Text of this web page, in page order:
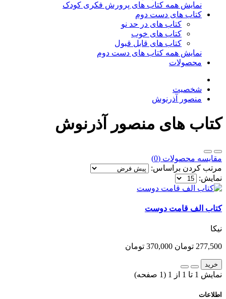
نمایش همه کتاب های پرورش فکری کودک
کتاب های دست دوم
کتاب های در حد نو
کتاب های خوب
کتاب های قابل قبول
نمایش همه کتاب های دست دوم
محصولات
شخصیت
منصور آذرنوش
کتاب های منصور آذرنوش
مقایسه محصولات (0)
مرتب کردن براساس:
نمایش:
کتاب الف قامت دوست
نیکا
277,500 تومان 370,000 تومان
خرید
نمایش 1 تا 1 از 1 (1 صفحه)
اطلاعات